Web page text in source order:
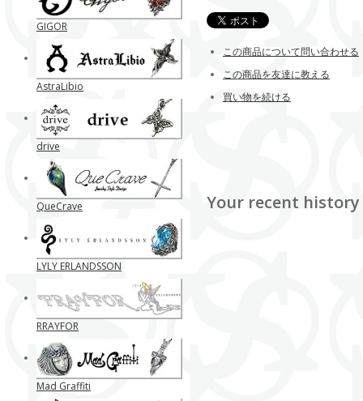
この商品について問い合わせる
この商品を友達に教える
買い物を続ける
Your recent history
GIGOR
AstraLibio
drive
QueCrave
LYLY ERLANDSSON
RRAYFOR
Mad Graffiti